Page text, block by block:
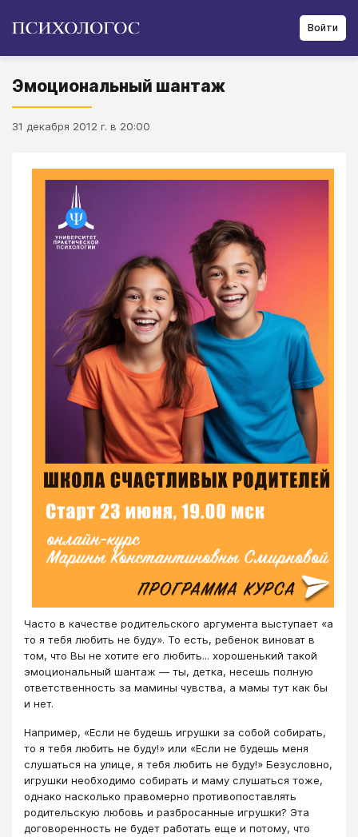
Войти
Эмоциональный шантаж
31 декабря 2012 г. в 20:00
Часто в качестве родительского аргумента выступает «а
то я тебя любить не буду». То есть, ребенок виноват в
том, что Вы не хотите его любить... хорошенький такой
эмоциональный шантаж — ты, детка, несешь полную
ответственность за мамины чувства, а мамы тут как бы
и нет.
Например, «Если не будешь игрушки за собой собирать,
то я тебя любить не буду!» или «Если не будешь меня
слушаться на улице, я тебя любить не буду!» Безусловно,
игрушки необходимо собирать и маму слушаться тоже,
однако насколько правомерно противопоставлять
родительскую любовь и разбросанные игрушки? Эта
договоренность не будет работать еще и потому, что